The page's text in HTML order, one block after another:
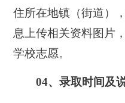
住所在地镇（街道）
息上传相关资料图片
学校志愿。
04、录取时间及